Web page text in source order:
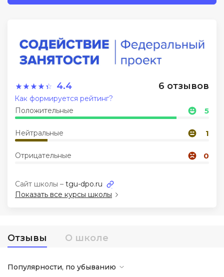
4.4 6 отзывов
Положительные 5
Нейтральные 1
Отрицательные 0
Как формируется рейтинг?
Показать все курсы школы
Отзывы О школе
Сайт школы – tgu-dpo.ru
Популярности, по убыванию
Дизайн
Менеджмент
Soft Skills
ДПО
Акции и промокоды